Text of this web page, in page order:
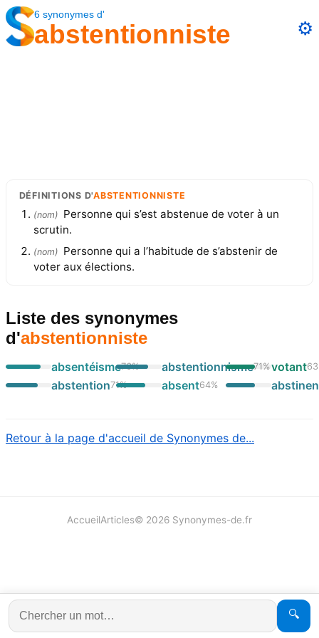
6synonymes d'
abstentionniste ⚙️
DÉFINITIONS D'ABSTENTIONNISTE
(nom) Personne qui s’est abstenue de voter à un
scrutin.
(nom) Personne qui a l’habitude de s’abstenir de
voter aux élections.
Liste des synonymes
d'abstentionniste
absentéisme76%
abstention71%
abstentionnisme71%
absent64%
votant63
Retour à la page d'accueil de Synonymes de...
🔍
AccueilArticles© 2026 Synonymes-de.fr